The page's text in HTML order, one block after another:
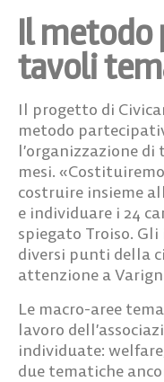
Il metodo
tavoli
Il progetto di
metodo
l’organizzazione
mesi.
costruire insieme
e individuare i 24
spiegato Troiso.
diversi punti della
attenzione a
Le macro-aree
lavoro
individuate:
due tematiche